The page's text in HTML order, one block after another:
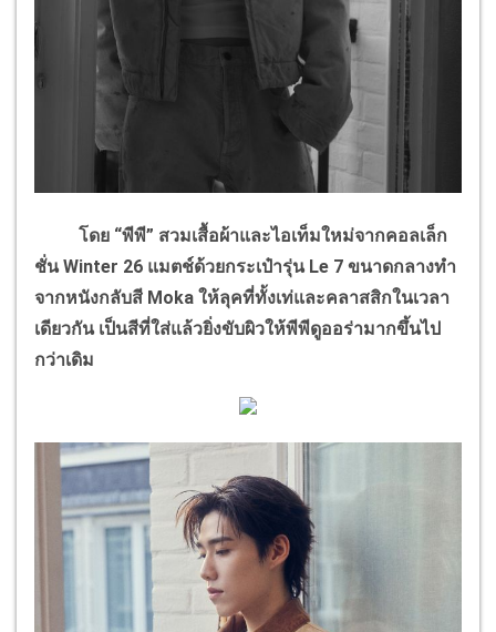
โดย “พีพี” สวมเสื้อผ้าและไอเท็มใหม่จากคอลเล็ก
ชั่น Winter 26 แมตช์ด้วยกระเป๋ารุ่น Le 7 ขนาดกลางทำ
จากหนังกลับสี Moka ให้ลุคที่ทั้งเท่และคลาสสิกในเวลา
เดียวกัน เป็นสีที่ใส่แล้วยิ่งขับผิวให้พีพีดูออร่ามากขึ้นไป
กว่าเดิม